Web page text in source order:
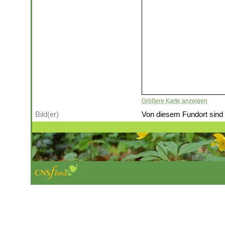
Größere Karte anzeigen
Bild(er) Von diesem Fundort